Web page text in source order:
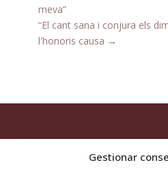
Gestionar
meva”
“El cant sana i conjura els
l'honoris causa →